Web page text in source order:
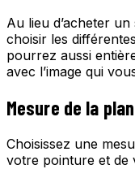
Au lieu d’acheter
choisir les
pourrez aussi
avec l’image qui
Mesure de la
Choisissez une
votre pointure et de